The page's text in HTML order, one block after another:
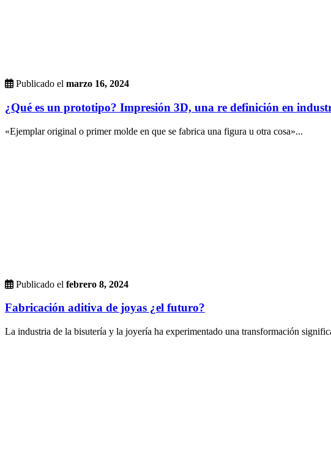
Publicado el marzo 16, 2024
¿Qué es un prototipo? Impresión 3D, una re definición en
«Ejemplar original o primer molde en que se fabrica una figura u otra cosa»...
Publicado el febrero 8, 2024
Fabricación aditiva de joyas ¿el futuro?
La industria de la bisutería y la joyería ha experimentado una transformación